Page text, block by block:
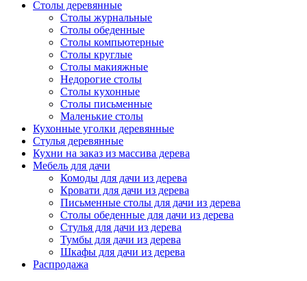
Столы деревянные
Столы журнальные
Столы обеденные
Столы компьютерные
Столы круглые
Столы макияжные
Недорогие столы
Столы кухонные
Столы письменные
Маленькие столы
Кухонные уголки деревянные
Стулья деревянные
Кухни на заказ из массива дерева
Мебель для дачи
Комоды для дачи из дерева
Кровати для дачи из дерева
Письменные столы для дачи из дерева
Столы обеденные для дачи из дерева
Стулья для дачи из дерева
Тумбы для дачи из дерева
Шкафы для дачи из дерева
Распродажа